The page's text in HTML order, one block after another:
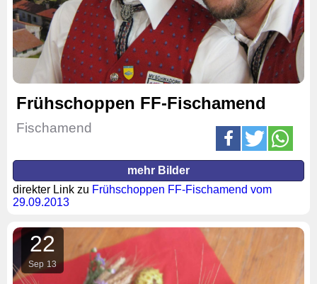
Frühschoppen FF-Fischamend
Fischamend
mehr Bilder
direkter Link zu Frühschoppen FF-Fischamend vom
29.09.2013
22
Sep 13